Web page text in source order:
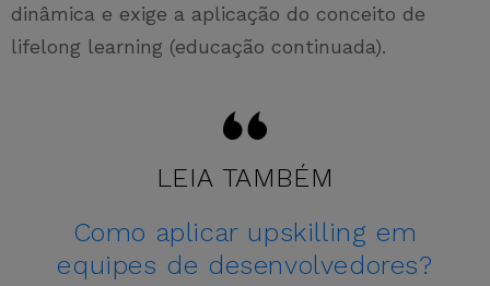
dinâmica e exige a aplicação do conceito de
lifelong learning (educação continuada).
LEIA TAMBÉM
Como aplicar upskilling em
equipes de desenvolvedores?